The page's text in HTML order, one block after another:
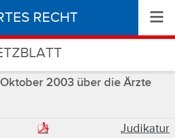
RECHT ≡
2003 über die Ärzte
Judikatur